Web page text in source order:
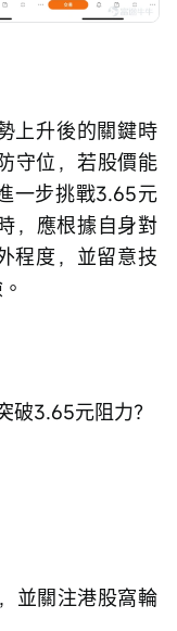
上升後的關鍵時
守位，若股價能
一步挑戰3.65元
，應根據自身對
程度，並留意技
破3.65元阻力？